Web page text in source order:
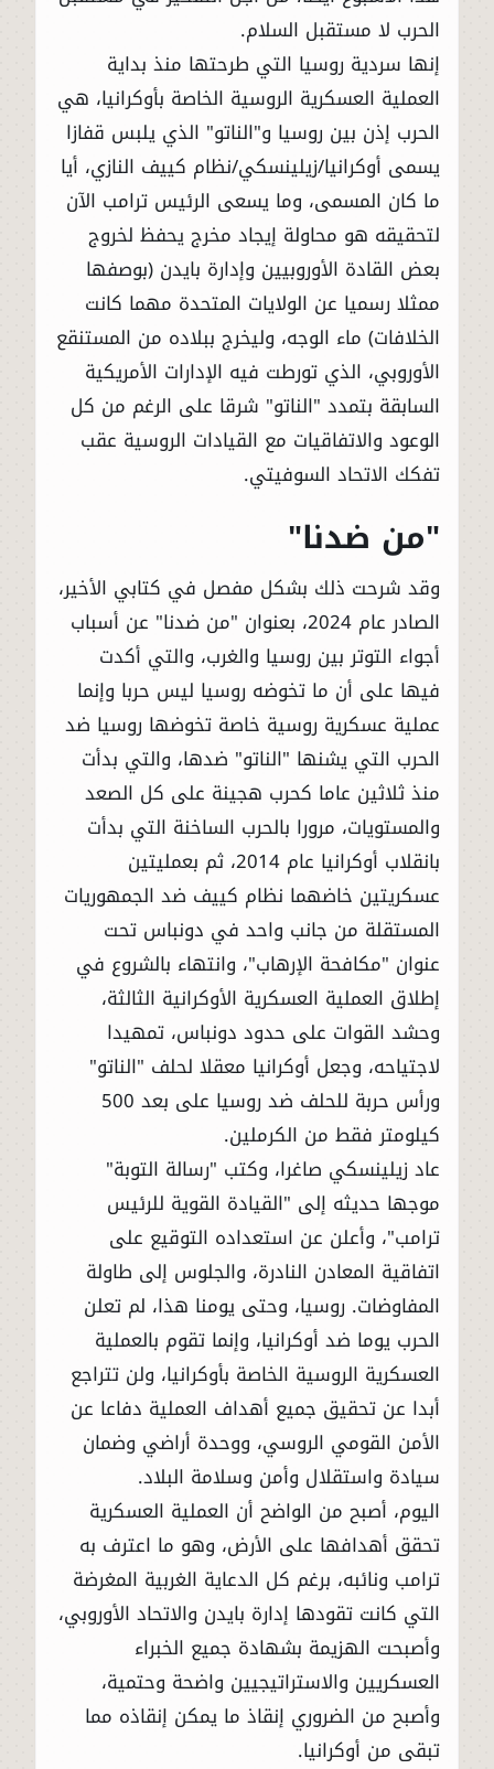
الحرب لا مستقبل السلام.
إنها سردية روسيا التي طرحتها منذ بداية
العملية العسكرية الروسية الخاصة بأوكرانيا، هي
الحرب إذن بين روسيا و"الناتو" الذي يلبس قفازا
يسمى أوكرانيا/زيلينسكي/نظام كييف النازي، أيا
ما كان المسمى، وما يسعى الرئيس ترامب الآن
لتحقيقه هو محاولة إيجاد مخرج يحفظ لخروج
بعض القادة الأوروبيين وإدارة بايدن (بوصفها
ممثلا رسميا عن الولايات المتحدة مهما كانت
الخلافات) ماء الوجه، وليخرج ببلاده من المستنقع
الأوروبي، الذي تورطت فيه الإدارات الأمريكية
السابقة بتمدد "الناتو" شرقا على الرغم من كل
الوعود والاتفاقيات مع القيادات الروسية عقب
تفكك الاتحاد السوفيتي.
"من ضدنا"
وقد شرحت ذلك بشكل مفصل في كتابي الأخير،
الصادر عام 2024، بعنوان "من ضدنا" عن أسباب
أجواء التوتر بين روسيا والغرب، والتي أكدت
فيها على أن ما تخوضه روسيا ليس حربا وإنما
عملية عسكرية روسية خاصة تخوضها روسيا ضد
الحرب التي يشنها "الناتو" ضدها، والتي بدأت
منذ ثلاثين عاما كحرب هجينة على كل الصعد
والمستويات، مرورا بالحرب الساخنة التي بدأت
بانقلاب أوكرانيا عام 2014، ثم بعمليتين
عسكريتين خاضهما نظام كييف ضد الجمهوريات
المستقلة من جانب واحد في دونباس تحت
عنوان "مكافحة الإرهاب"، وانتهاء بالشروع في
إطلاق العملية العسكرية الأوكرانية الثالثة،
وحشد القوات على حدود دونباس، تمهيدا
لاجتياحه، وجعل أوكرانيا معقلا لحلف "الناتو"
ورأس حربة للحلف ضد روسيا على بعد 500
كيلومتر فقط من الكرملين.
عاد زيلينسكي صاغرا، وكتب "رسالة التوبة"
موجها حديثه إلى "القيادة القوية للرئيس
ترامب"، وأعلن عن استعداده التوقيع على
اتفاقية المعادن النادرة، والجلوس إلى طاولة
المفاوضات. روسيا، وحتى يومنا هذا، لم تعلن
الحرب يوما ضد أوكرانيا، وإنما تقوم بالعملية
العسكرية الروسية الخاصة بأوكرانيا، ولن تتراجع
أبدا عن تحقيق جميع أهداف العملية دفاعا عن
الأمن القومي الروسي، ووحدة أراضي وضمان
سيادة واستقلال وأمن وسلامة البلاد.
اليوم، أصبح من الواضح أن العملية العسكرية
تحقق أهدافها على الأرض، وهو ما اعترف به
ترامب ونائبه، برغم كل الدعاية الغربية المغرضة
التي كانت تقودها إدارة بايدن والاتحاد الأوروبي،
وأصبحت الهزيمة بشهادة جميع الخبراء
العسكريين والاستراتيجيين واضحة وحتمية،
وأصبح من الضروري إنقاذ ما يمكن إنقاذه مما
تبقى من أوكرانيا.